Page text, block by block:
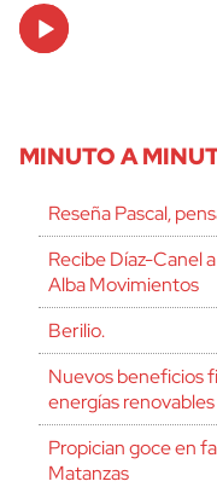
Audio
Player
MINUTO A
Reseña Pascal,
Recibe Díaz-Canel
Alba Movimientos
Berilio.
Nuevos beneficios
energías
Propician goce en
Matanzas